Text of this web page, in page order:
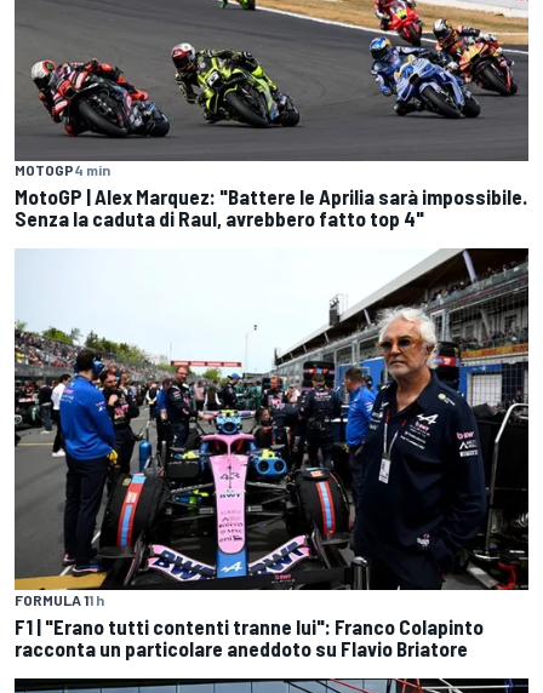
MOTOGP4 min
MotoGP | Alex Marquez: "Battere le Aprilia sarà impossibile.
Senza la caduta di Raul, avrebbero fatto top 4"
FORMULA 11 h
F1 | "Erano tutti contenti tranne lui": Franco Colapinto
racconta un particolare aneddoto su Flavio Briatore